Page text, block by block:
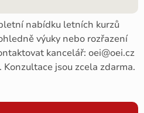
nabídku letních kurzů
výuky nebo rozřazení
kancelář: oei@oei.cz
jsou zcela zdarma.